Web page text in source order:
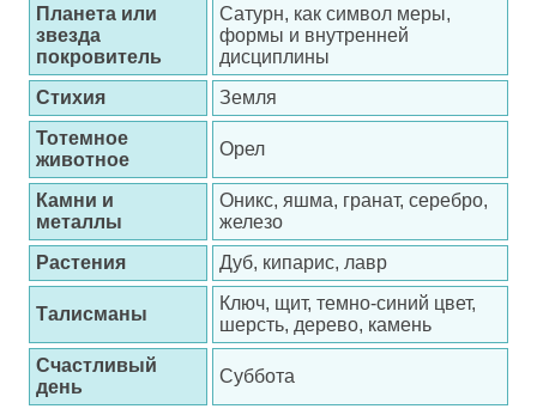
Планета или
звезда
покровитель
Сатурн, как символ меры,
формы и внутренней
дисциплины
Стихия
Земля
Тотемное
животное
Орел
Камни и
металлы
Оникс, яшма, гранат, серебро,
железо
Растения
Дуб, кипарис, лавр
Талисманы
Ключ, щит, темно-синий цвет,
шерсть, дерево, камень
Счастливый
день
Суббота